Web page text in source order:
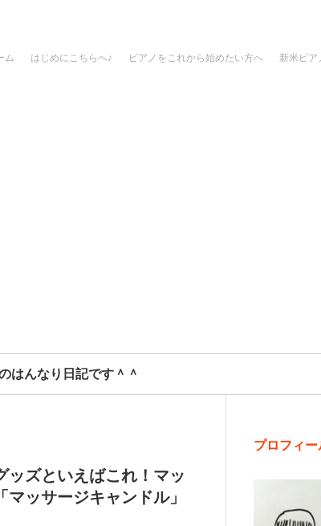
ム はじめにこちらへ♪ ピアノをこれから始めたい方へ 新米ピア
はんなり日記です＾＾
ッズといえばこれ！マッ
ッサージキャンドル」
プロフィー